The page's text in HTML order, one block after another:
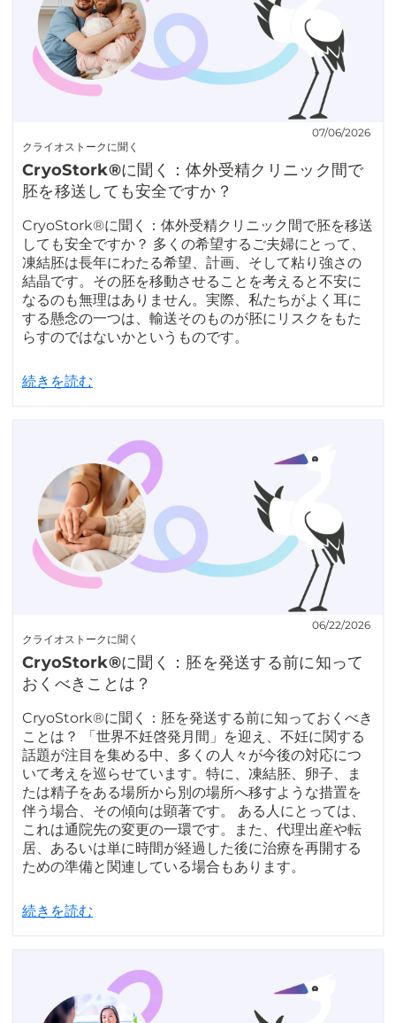
クライオストークに聞く
07/06/2026
CryoStork®に聞く：体外受精クリニック間で
胚を移送しても安全ですか？
CryoStork®に聞く：体外受精クリニック間で胚を移送
しても安全ですか？ 多くの希望するご夫婦にとって、
凍結胚は長年にわたる希望、計画、そして粘り強さの
結晶です。その胚を移動させることを考えると不安に
なるのも無理はありません。実際、私たちがよく耳に
する懸念の一つは、輸送そのものが胚にリスクをもた
らすのではないかというものです。
続きを読む
クライオストークに聞く
06/22/2026
CryoStork®に聞く：胚を発送する前に知って
おくべきことは？
CryoStork®に聞く：胚を発送する前に知っておくべき
ことは？ 「世界不妊啓発月間」を迎え、不妊に関する
話題が注目を集める中、多くの人々が今後の対応につ
いて考えを巡らせています。特に、凍結胚、卵子、ま
たは精子をある場所から別の場所へ移すような措置を
伴う場合、その傾向は顕著です。 ある人にとっては、
これは通院先の変更の一環です。また、代理出産や転
居、あるいは単に時間が経過した後に治療を再開する
ための準備と関連している場合もあります。
続きを読む